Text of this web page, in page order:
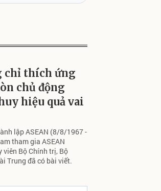
chỉ thích ứng
chủ động
hiệu quả vai
lập ASEAN (8/8/1967 -
tham gia ASEAN
Bộ Chính trị, Bộ
Trung đã có bài viết.